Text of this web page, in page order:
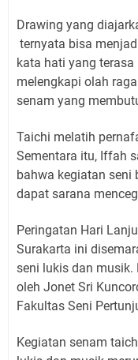
Drawing yang
ternyata bisa
kata hati yang
melengkapi olah
senam yang
Taichi melatih
Sementara itu, Iffah
bahwa kegiatan seni
dapat sarana
Peringatan Hari
Surakarta ini
seni lukis dan musik.
oleh Jonet Sri
Fakultas Seni
Kegiatan senam